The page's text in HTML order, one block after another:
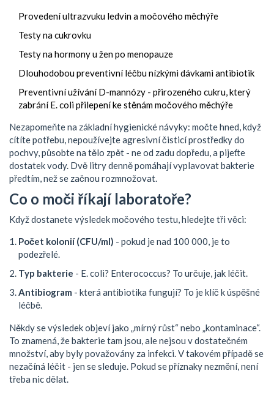
Provedení ultrazvuku ledvin a močového měchýře
Testy na cukrovku
Testy na hormony u žen po menopauze
Dlouhodobou preventivní léčbu nízkými dávkami antibiotik
Preventivní užívání D-mannózy - přirozeného cukru, který
zabrání E. coli přilepení ke stěnám močového měchýře
Nezapomeňte na základní hygienické návyky: močte hned, když
cítíte potřebu, nepoužívejte agresivní čisticí prostředky do
pochvy, působte na tělo zpět - ne od zadu dopředu, a pijeťte
dostatek vody. Dvě litry denně pomáhají vyplavovat bakterie
předtím, než se začnou rozmnožovat.
Co o moči říkají laboratoře?
Když dostanete výsledek močového testu, hledejte tři věci:
Počet kolonií (CFU/ml) - pokud je nad 100 000, je to
podezřelé.
Typ bakterie - E. coli? Enterococcus? To určuje, jak léčit.
Antibiogram - která antibiotika fungují? To je klíč k úspěšné
léčbě.
Někdy se výsledek objeví jako „mírný růst“ nebo „kontaminace“.
To znamená, že bakterie tam jsou, ale nejsou v dostatečném
množství, aby byly považovány za infekci. V takovém případě se
nezačíná léčit - jen se sleduje. Pokud se příznaky nezmění, není
třeba nic dělat.